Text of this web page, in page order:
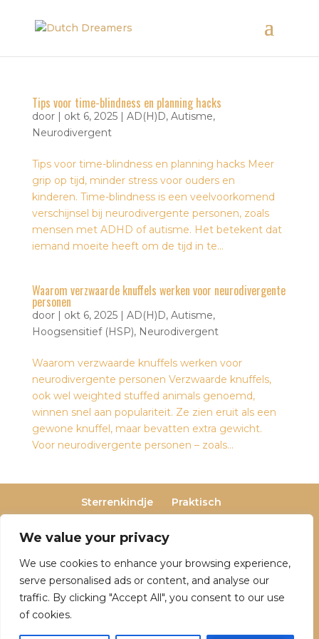
We value your privacy
We use cookies to enhance your browsing experience,
serve personalised ads or content, and analyse our
traffic. By clicking "Accept All", you consent to our use
of cookies.
Tips voor time-blindness en planning hacks
door | okt 6, 2025| AD(H)D, Autisme,
Neurodivergent
Tips voor time-blindness en planning hacks Meer
grip op tijd, minder stress voor ouders en
kinderen. Time-blindness is een veelvoorkomend
verschijnsel bij neurodivergente personen, zoals
mensen met ADHD of autisme. Het betekent dat
iemand moeite heeft om de tijd in te...
Waarom verzwaarde knuffels werken voor neurodivergente
personen
door | okt 6, 2025| AD(H)D, Autisme,
Hoogsensitief (HSP), Neurodivergent
Waarom verzwaarde knuffels werken voor
neurodivergente personen Verzwaarde knuffels,
ook wel weighted stuffed animals genoemd,
winnen snel aan populariteit. Ze zien eruit als een
gewone knuffel, maar bevatten extra gewicht.
Voor neurodivergente personen – zoals...
Sterrenkindje
Praktisch
Privacy- en cookieverklaring
Terugbetaal- en retourneringsbeleid
Over Dutch Dreamers